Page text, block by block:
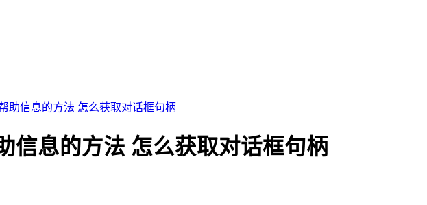
助信息的方法 怎么获取对话框句柄
信息的方法 怎么获取对话框句柄